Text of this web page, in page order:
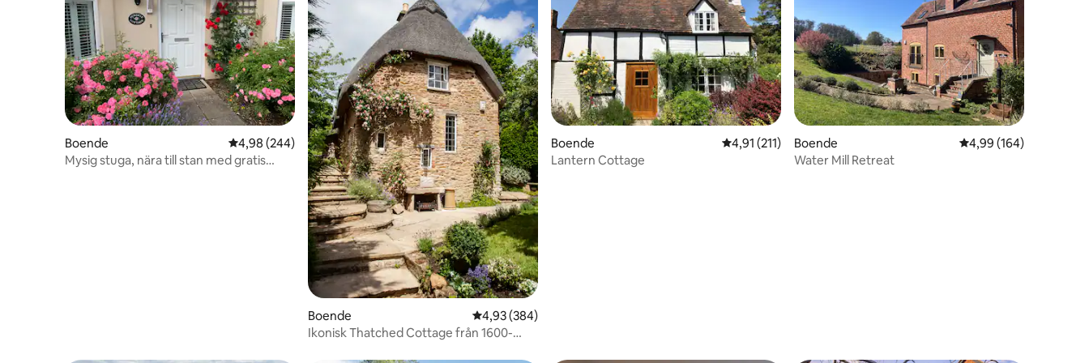
Boende 4,98 av 5 i genomsnittligt betyg, 244 omdömen
4,98 (244)
Mysig stuga, nära till stan med gratis
Boende 4,93 av 5 i genomsnittligt betyg, 384 omdömen
4,93 (384)
Ikonisk Thatched Cottage från 1600-
Boende 4,91 av 5 i genomsnittligt betyg, 211 omdömen
4,91 (211)
Lantern Cottage
Boende 4,99 av 5 i
4,99 (164)
Water Mill Retreat